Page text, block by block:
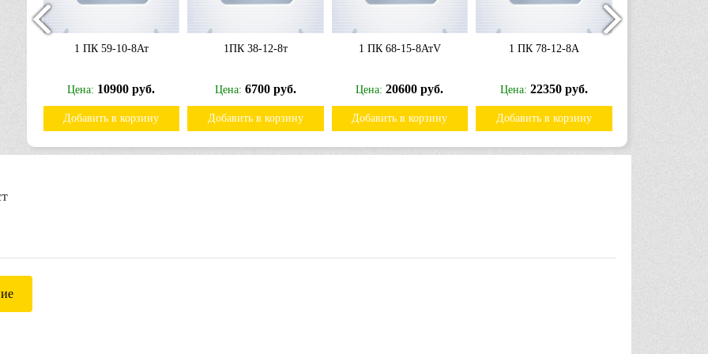
1 ПК 59-10-8Ат
Цена: 10900 руб.
Добавить в корзину
1ПК 38-12-8т
Цена: 6700 руб.
Добавить в корзину
1 ПК 68-15-8АтV
Цена:20600 руб.
Добавить в корзину
1 ПК 78-12-8А
Цена: 22350 руб.
Добавить в корзину